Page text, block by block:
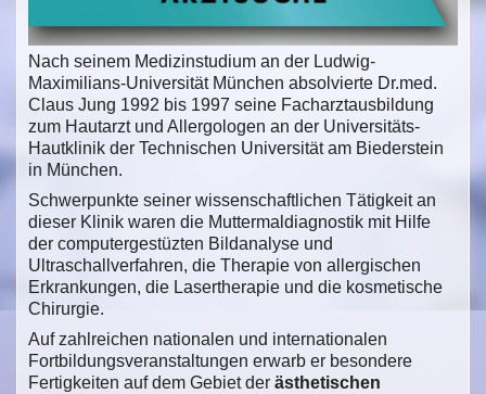
Nach seinem Medizinstudium an der Ludwig-
Maximilians-Universität München absolvierte Dr.med.
Claus Jung 1992 bis 1997 seine Facharztausbildung
zum Hautarzt und Allergologen an der Universitäts-
Hautklinik der Technischen Universität am Biederstein
in München.
Schwerpunkte seiner wissenschaftlichen Tätigkeit an
dieser Klinik waren die Muttermaldiagnostik mit Hilfe
der computergestüzten Bildanalyse und
Ultraschallverfahren, die Therapie von allergischen
Erkrankungen, die Lasertherapie und die kosmetische
Chirurgie.
Auf zahlreichen nationalen und internationalen
Fortbildungsveranstaltungen erwarb er besondere
Fertigkeiten auf dem Gebiet der ästhetischen